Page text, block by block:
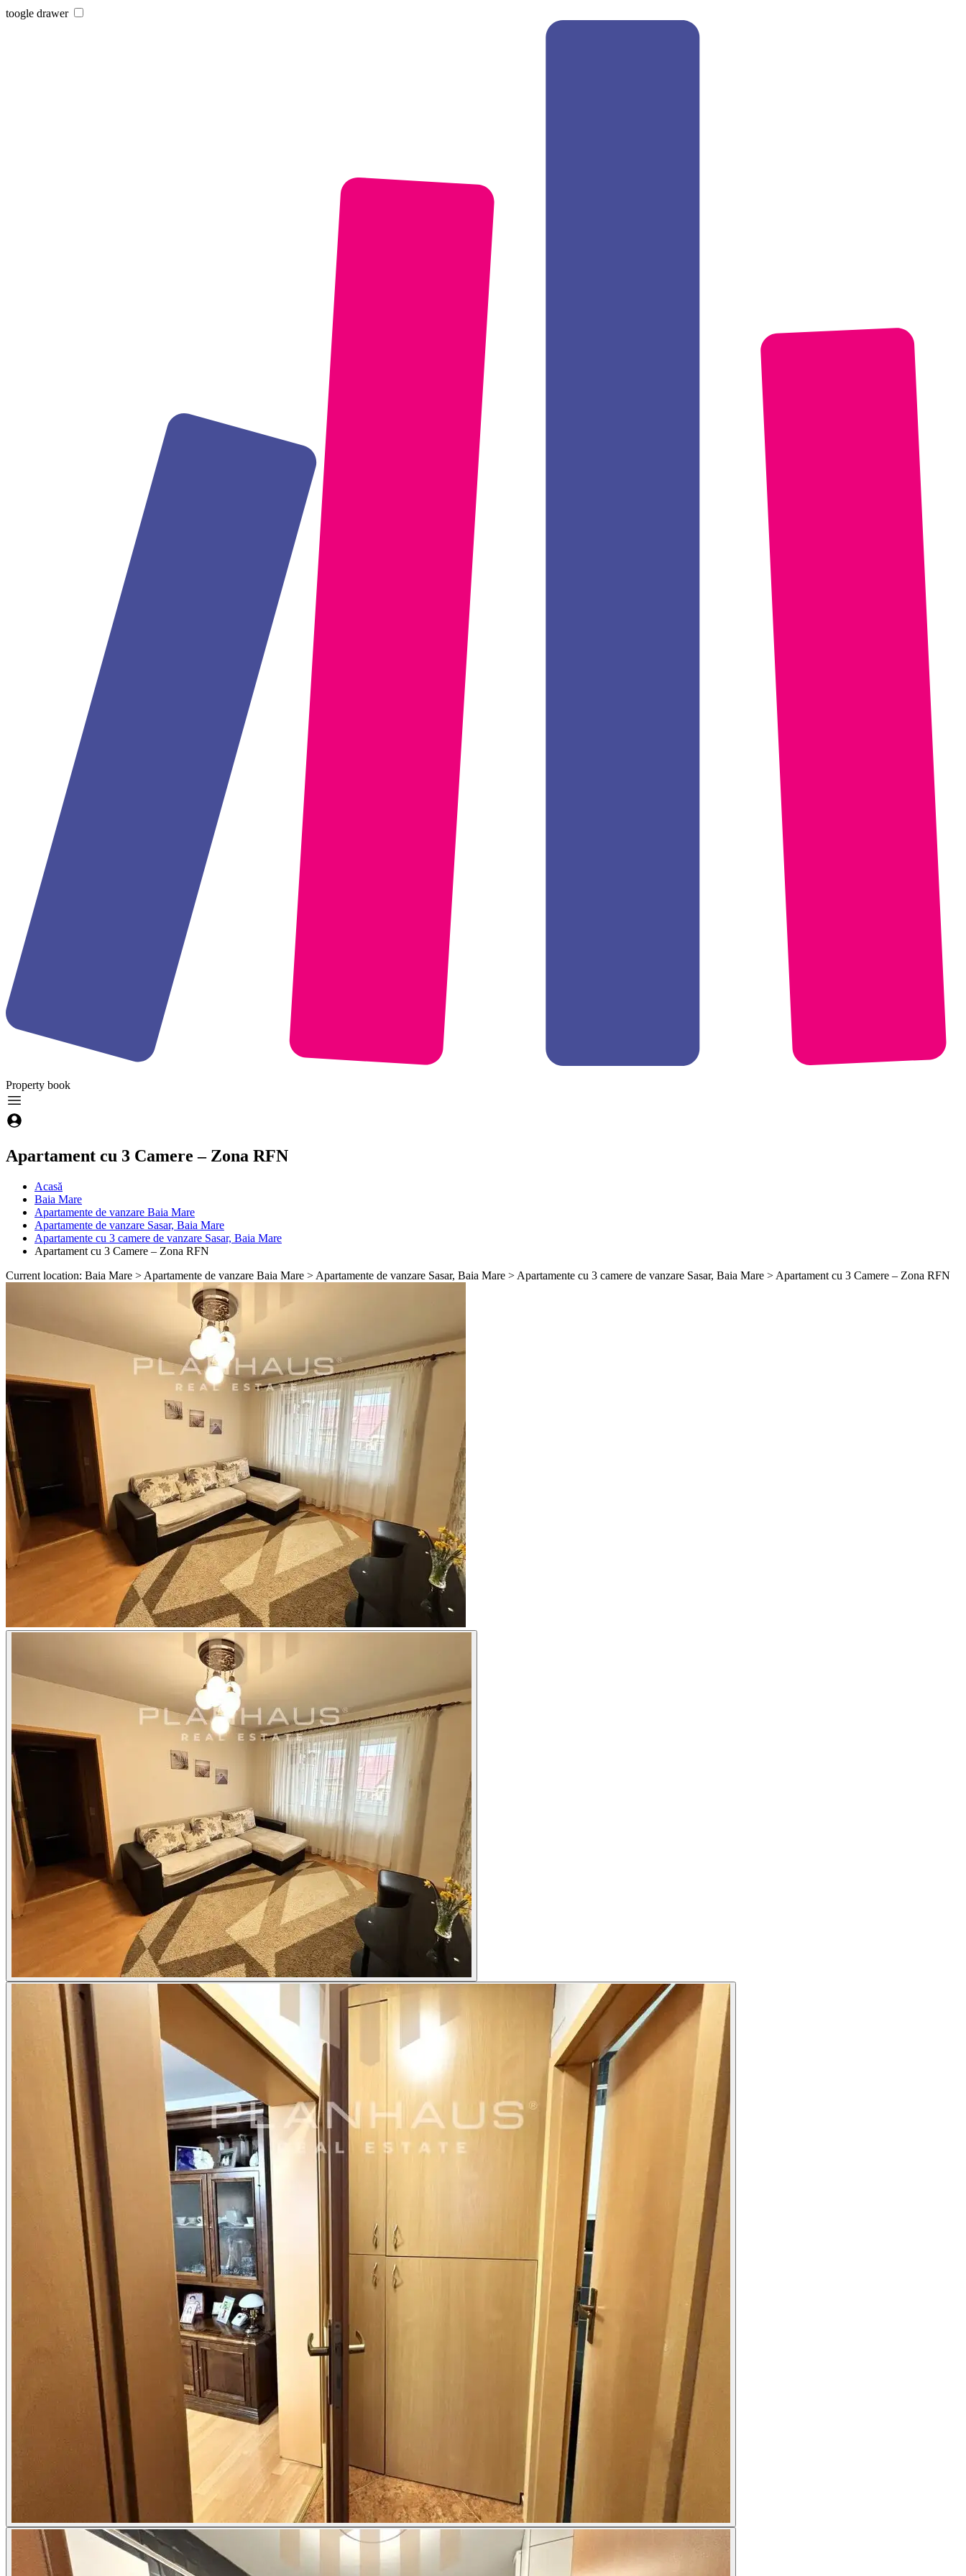
toogle drawer
Property book
Apartament cu 3 Camere – Zona RFN
Acasă
Baia Mare
Apartamente de vanzare Baia Mare
Apartamente de vanzare Sasar, Baia Mare
Apartamente cu 3 camere de vanzare Sasar, Baia Mare
Apartament cu 3 Camere – Zona RFN
Current location: Baia Mare > Apartamente de vanzare Baia Mare > Apartamente de vanzare Sasar, Baia Mare > Apartamente cu 3 camere de vanzare Sasar, Baia Mare > Apartament cu 3 Camere – Zona RFN